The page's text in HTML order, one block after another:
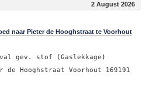
2 August 2026
naar Pieter de Hooghstraat te Voorhout
gev. stof (Gaslekkage)
Hooghstraat Voorhout 169191